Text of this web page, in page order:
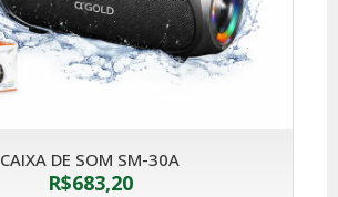
CAIXA DE SOM SM-30A
R$683,20